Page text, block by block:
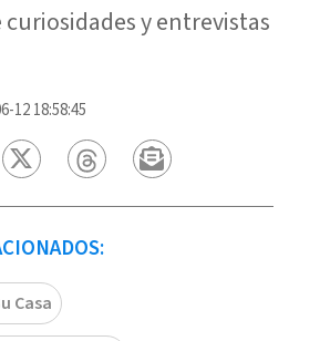
curiosidades y entrevistas
12 18:58:45
Casa